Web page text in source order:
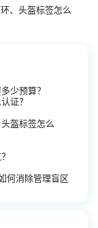
、头盔标签怎么
少预算？
证？
盔标签怎么
何消除管理盲区